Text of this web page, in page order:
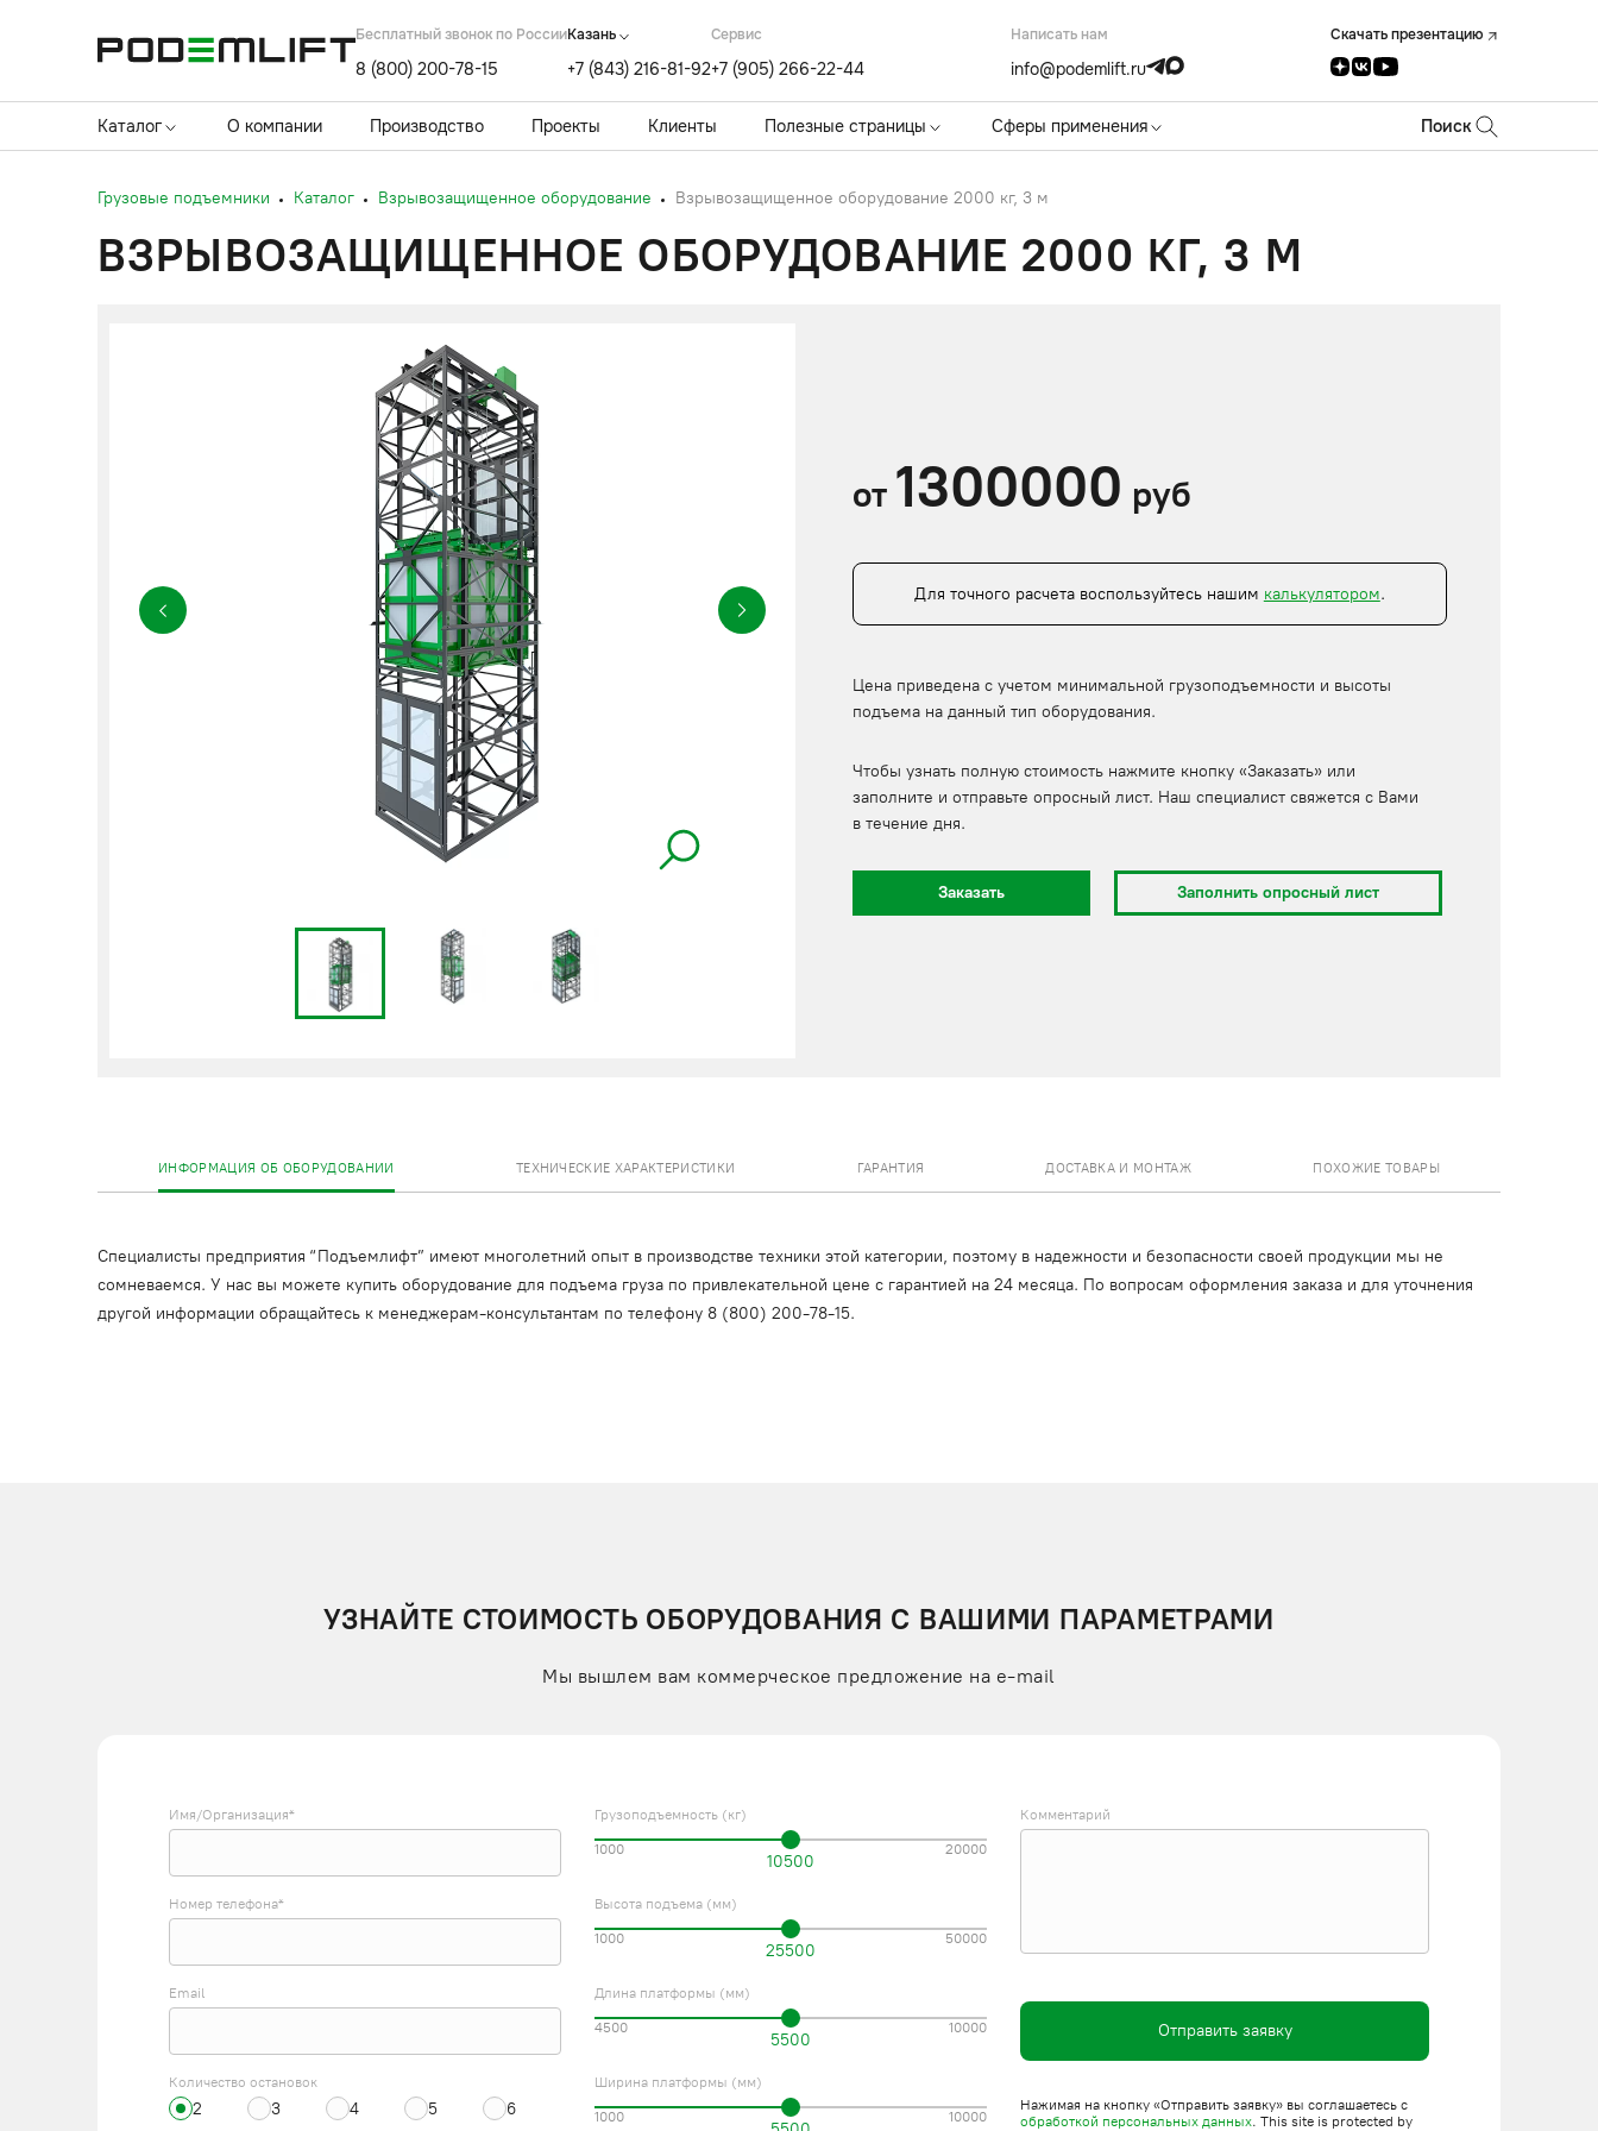
Бесплатный звонок по России
8 (800) 200-78-15
Казань
+7 (843) 216-81-92
Cервис
+7 (905) 266-22-44
Написать нам
info@podemlift.ru
Скачать презентацию
Каталог О компании Производство Проекты Клиенты Полезные страницы Сферы применения Поиск
Грузовые подъемники Каталог Взрывозащищенное оборудование Взрывозащищенное оборудование 2000 кг, 3 м
ВЗРЫВОЗАЩИЩЕННОЕ ОБОРУДОВАНИЕ 2000 КГ, 3 М
от 1300000 руб
Для точного расчета воспользуйтесь нашим калькулятором.
Цена приведена с учетом минимальной грузоподъемности и высоты
подъема на данный тип оборудования.
Чтобы узнать полную стоимость нажмите кнопку «Заказать» или
заполните и отправьте опросный лист. Наш специалист свяжется с Вами
в течение дня.
Заказать Заполнить опросный лист
ИНФОРМАЦИЯ ОБ ОБОРУДОВАНИИ ТЕХНИЧЕСКИЕ ХАРАКТЕРИСТИКИ ГАРАНТИЯ ДОСТАВКА И МОНТАЖ ПОХОЖИЕ ТОВАРЫ
Специалисты предприятия “Подъемлифт” имеют многолетний опыт в производстве техники этой категории, поэтому в надежности и безопасности своей продукции мы не
сомневаемся. У нас вы можете купить оборудование для подъема груза по привлекательной цене с гарантией на 24 месяца. По вопросам оформления заказа и для уточнения
другой информации обращайтесь к менеджерам-консультантам по телефону 8 (800) 200-78-15.
УЗНАЙТЕ СТОИМОСТЬ ОБОРУДОВАНИЯ С ВАШИМИ ПАРАМЕТРАМИ
Мы вышлем вам коммерческое предложение на e-mail
Имя/Организация*
Номер телефона*
Email
Количество остановок
2 3 4 5 6
Грузоподъемность (кг)
10500
1000 20000
Высота подъема (мм)
25500
1000 50000
Длина платформы (мм)
5500
4500 10000
Ширина платформы (мм)
1000 10000
Комментарий
Отправить заявку
Нажимая на кнопку «Отправить заявку» вы соглашаетесь с
обработкой персональных данных. This site is protected by